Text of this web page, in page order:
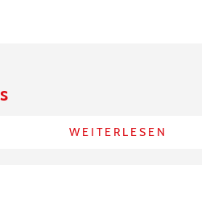
WEITERLESEN